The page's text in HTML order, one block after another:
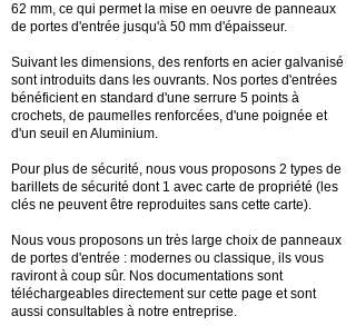
62 mm, ce qui permet la mise en oeuvre de panneaux
de portes d'entrée jusqu'à 50 mm d'épaisseur.
Suivant les dimensions, des renforts en acier galvanisé
sont introduits dans les ouvrants. Nos portes d'entrées
bénéficient en standard d'une serrure 5 points à
crochets, de paumelles renforcées, d'une poignée et
d'un seuil en Aluminium.
Pour plus de sécurité, nous vous proposons 2 types de
barillets de sécurité dont 1 avec carte de propriété (les
clés ne peuvent être reproduites sans cette carte).
Nous vous proposons un très large choix de panneaux
de portes d'entrée : modernes ou classique, ils vous
raviront à coup sûr. Nos documentations sont
téléchargeables directement sur cette page et sont
aussi consultables à notre entreprise.